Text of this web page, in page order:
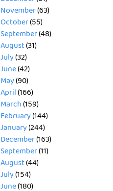
November(63)
October(55)
September(48)
August(31)
July(32)
June(42)
May(90)
April(166)
March(159)
February(144)
January(244)
December(163)
September(11)
August(44)
July(154)
June(180)